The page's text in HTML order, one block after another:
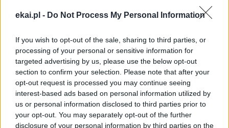
ekai.pl - Do Not Process My Personal Information
If you wish to opt-out of the sale, sharing to third parties, or
processing of your personal or sensitive information for
targeted advertising by us, please use the below opt-out
section to confirm your selection. Please note that after your
opt-out request is processed you may continue seeing
interest-based ads based on personal information utilized by
us or personal information disclosed to third parties prior to
your opt-out. You may separately opt-out of the further
disclosure of your personal information by third parties on the
Facebook
Link
Wersja do druku
Tagi: BIELSKO-BIAŁA CHÓR
DIECEZJA BIELSKO-ŻYWIECKA